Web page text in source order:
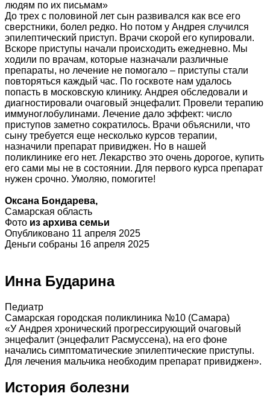
людям по их письмам»
До трех с половиной лет сын развивался как все его
сверстники, болел редко. Но потом у Андрея случился
эпилептический приступ. Врачи скорой его купировали.
Вскоре приступы начали происходить ежедневно. Мы
ходили по врачам, которые назначали различные
препараты, но лечение не помогало – приступы стали
повторяться каждый час. По госквоте нам удалось
попасть в московскую клинику. Андрея обследовали и
диагностировали очаговый энцефалит. Провели терапию
иммуноглобулинами. Лечение дало эффект: число
приступов заметно сократилось. Врачи объяснили, что
сыну требуется еще несколько курсов терапии,
назначили препарат привиджен. Но в нашей
поликлинике его нет. Лекарство это очень дорогое, купить
его сами мы не в состоянии. Для первого курса препарат
нужен срочно. Умоляю, помогите!
Оксана Бондарева,
Самарская область
Фото из архива семьи
Опубликовано 11 апреля 2025
Деньги собраны 16 апреля 2025
Инна Бударина
Педиатр
Самарская городская поликлиника №10 (Самара)
«У Андрея хронический прогрессирующий очаговый
энцефалит (энцефалит Расмуссена), на его фоне
начались симптоматические эпилептические приступы.
Для лечения мальчика необходим препарат привиджен».
История болезни